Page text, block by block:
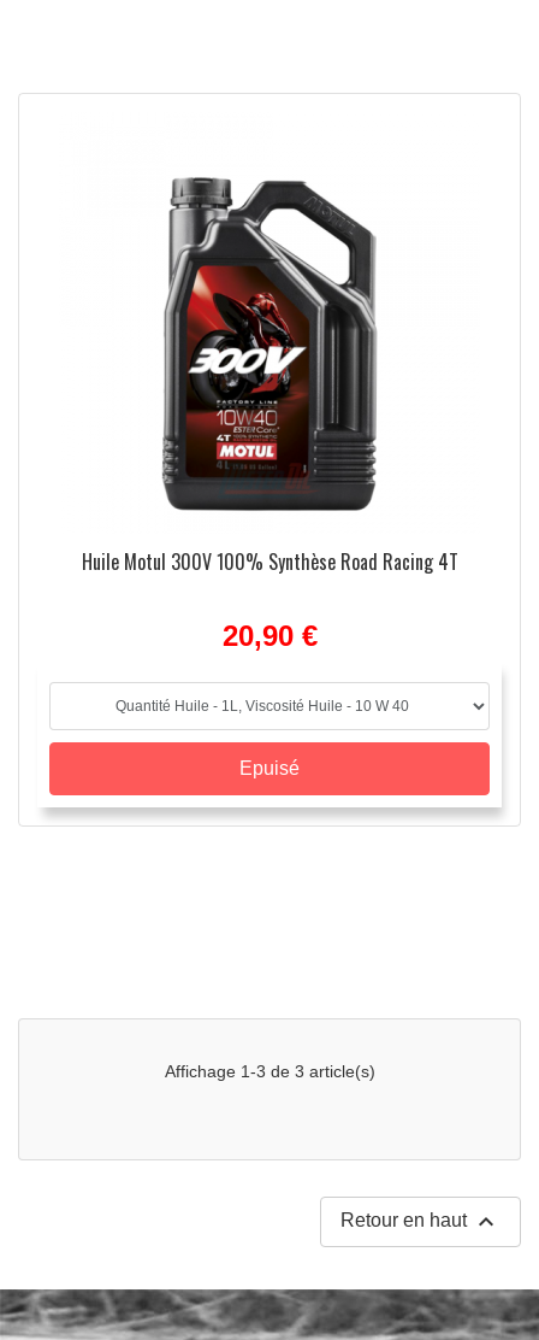
Huile Motul 300V 100% Synthèse Road Racing 4T
20,90 €
Epuisé
Affichage 1-3 de 3 article(s)
Retour en haut 